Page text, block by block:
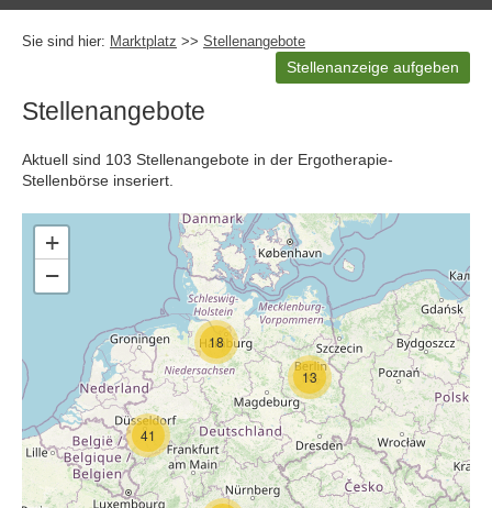
Sie sind hier: Marktplatz >> Stellenangebote
Stellenanzeige aufgeben
Stellenangebote
Aktuell sind 103 Stellenangebote in der Ergotherapie-
Stellenbörse inseriert.
18
13
41
+
−